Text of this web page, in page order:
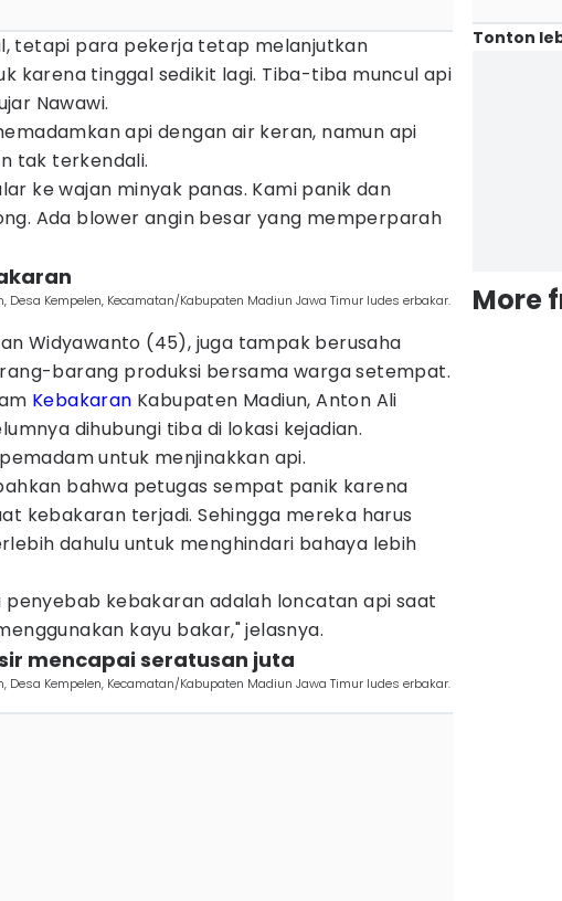
tetapi para pekerja tetap melanjutkan
karena tinggal sedikit lagi. Tiba-tiba muncul api
Nawawi.
api dengan air keran, namun api
tak terkendali.
ke wajan minyak panas. Kami panik dan
Ada blower angin besar yang memperparah
Desa Kempelen, Kecamatan/Kabupaten Madiun Jawa Timur ludes erbakar.
Widyawanto (45), juga tampak berusaha
barang produksi bersama warga setempat.
Kebakaran Kabupaten Madiun, Anton Ali
dihubungi tiba di lokasi kejadian.
untuk menjinakkan api.
bahwa petugas sempat panik karena
kebakaran terjadi. Sehingga mereka harus
dahulu untuk menghindari bahaya lebih
penyebab kebakaran adalah loncatan api saat
kayu bakar," jelasnya.
mencapai seratusan juta
Desa Kempelen, Kecamatan/Kabupaten Madiun Jawa Timur ludes erbakar.
Tonton
More